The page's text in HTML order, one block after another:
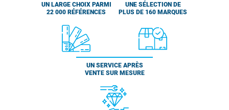
UN LARGE CHOIX PARMI
22 000 RÉFÉRENCES
UNE SÉLECTION DE
PLUS DE 160 MARQUES
UN SERVICE APRÈS
VENTE SUR MESURE